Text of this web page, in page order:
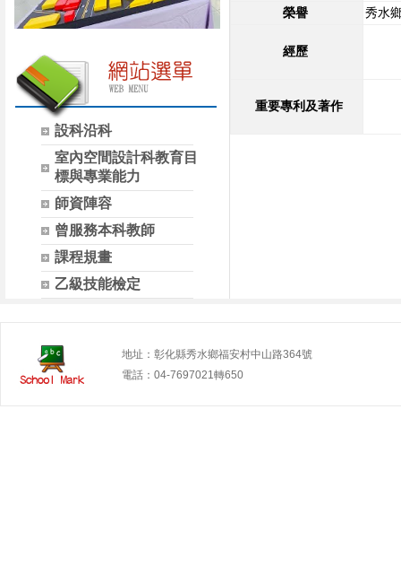
設科沿科
室內空間設計科教育目
標與專業能力
師資陣容
曾服務本科教師
課程規畫
乙級技能檢定
榮譽
秀水
經歷
重要專利及著作
地址：彰化縣秀水鄉福安村中山路364號
電話：04-7697021轉650